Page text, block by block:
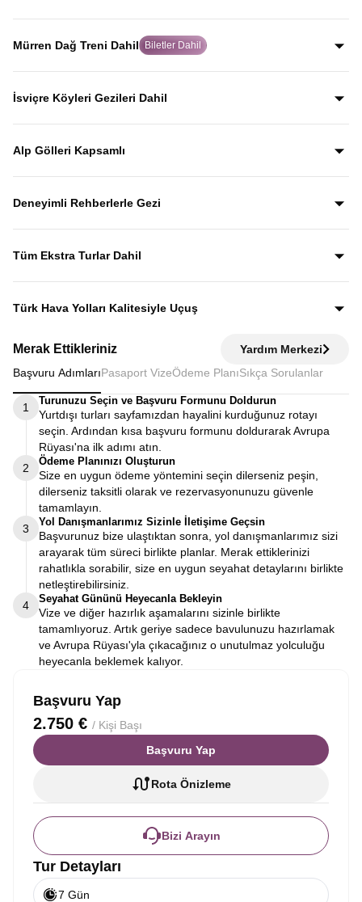
Avrupa’nın en büyük şelalesi olan Ren Şelalesi, coşkulu
suları ve etkileyici manzarasıyla rehberli gezi programında
Mürren Dağ Treni Dahil Biletler Dahil
İsviçre Alpleri’nin en etkileyici dağ rotalarından biri olan
Mürren Dağ Treni ile; vadi ve Alp köyleri manzaraları
İsviçre Köyleri Gezileri Dahil
İsviçre Alpleri’nin en kartpostallık kasabaları olan Mürren,
Grindelwald ve Lauterbrunnen, Alp manzaraları eşliğinde
Alp Gölleri Kapsamlı
Gezi boyunca Luzern, Leman, Zürih, Brienz ve Thun
göllerini görerek İsviçre’nin en etkileyici Alp manzaralarına
Deneyimli Rehberlerle Gezi
Yıllardır bu tur rotasını birebir uygulayan ve deneyimleyen
rehberler eşliğinde gezerek; şehirleri sadece görmekle
Tüm Ekstra Turlar Dahil
Yola çıktığınızda sürpriz ödemelerle karşılaşmazsınız.
Ekstra tur ücreti alınmaz; programda yer alan tüm geziler
Türk Hava Yolları Kalitesiyle Uçuş
Yolları’nın konforu ve hizmet kalitesiyle seyahat edersiniz.
Merak Ettikleriniz
Yardım Merkezi
Başvuru AdımlarıPasaport VizeÖdeme Planı Sıkça Sorulanlar
1
Turunuzu Seçin ve Başvuru Formunu Doldurun
Yurtdışı turları sayfamızdan hayalini kurduğunuz rotayı
seçin. Ardından kısa başvuru formunu doldurarak Avrupa
Rüyası'na ilk adımı atın.
2
Ödeme Planınızı Oluşturun
Size en uygun ödeme yöntemini seçin dilerseniz peşin,
dilerseniz taksitli olarak ve rezervasyonunuzu güvenle
tamamlayın.
3
Yol Danışmanlarımız Sizinle İletişime Geçsin
Başvurunuz bize ulaştıktan sonra, yol danışmanlarımız sizi
arayarak tüm süreci birlikte planlar. Merak ettiklerinizi
rahatlıkla sorabilir, size en uygun seyahat detaylarını birlikte
netleştirebilirsiniz.
4
Seyahat Gününü Heyecanla Bekleyin
Vize ve diğer hazırlık aşamalarını sizinle birlikte
tamamlıyoruz. Artık geriye sadece bavulunuzu hazırlamak
ve Avrupa Rüyası'yla çıkacağınız o unutulmaz yolculuğu
heyecanla beklemek kalıyor.
Başvuru Yap
2.750 € / Kişi Başı
Başvuru Yap
Rota Önizleme
Bizi Arayın
Tur Detayları
7 Gün